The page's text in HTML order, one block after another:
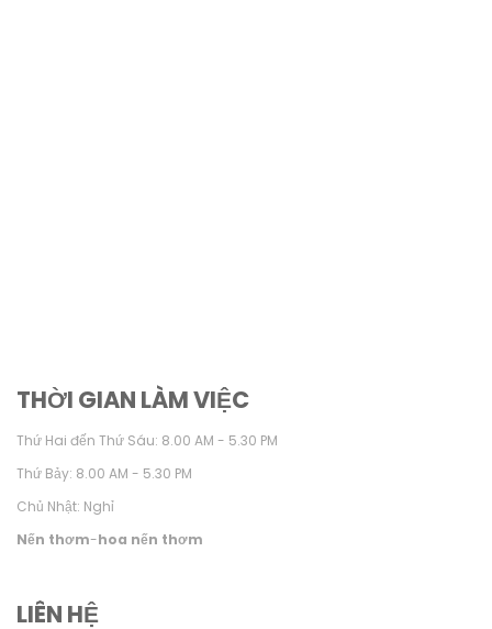
THỜI GIAN LÀM VIỆC
Thứ Hai đến Thứ Sáu: 8.00 AM - 5.30 PM
Thứ Bảy: 8.00 AM - 5.30 PM
Chủ Nhật: Nghỉ
Nến thơm-hoa nến thơm
LIÊN HỆ